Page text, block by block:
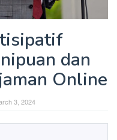
dan
Online
3, 2024